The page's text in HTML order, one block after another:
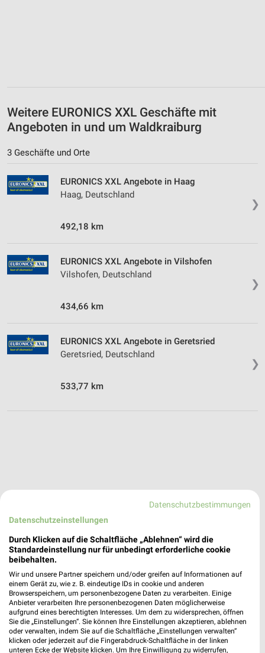
Weitere EURONICS XXL Geschäfte mit
Angeboten in und um Waldkraiburg
3 Geschäfte und Orte
❯
EURONICS XXL Angebote in Haag
Haag, Deutschland
492,18 km
❯
EURONICS XXL Angebote in Vilshofen
Vilshofen, Deutschland
434,66 km
❯
EURONICS XXL Angebote in Geretsried
Geretsried, Deutschland
533,77 km
Elektromärkte Angebote für Waldkraiburg und
Umgebung
Datenschutzbestimmungen
Datenschutzeinstellungen
Durch Klicken auf die Schaltfläche „Ablehnen“ wird die
Standardeinstellung nur für unbedingt erforderliche cookie
beibehalten.
Wir und unsere Partner speichern und/oder greifen auf Informationen auf
einem Gerät zu, wie z. B. eindeutige IDs in cookie und anderen
Browserspeichern, um personenbezogene Daten zu verarbeiten. Einige
Anbieter verarbeiten Ihre personenbezogenen Daten möglicherweise
aufgrund eines berechtigten Interesses. Um dem zu widersprechen, öffnen
Sie die „Einstellungen“. Sie können Ihre Einstellungen akzeptieren, ablehnen
oder verwalten, indem Sie auf die Schaltfläche „Einstellungen verwalten“
klicken oder jederzeit auf die Fingerabdruck-Schaltfläche in der linken
unteren Ecke der Website klicken. Um Ihre Einwilligung zu widerrufen,